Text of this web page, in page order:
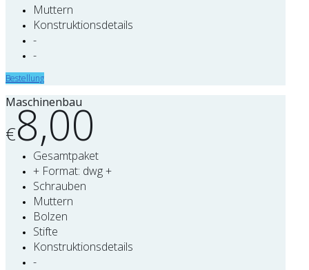
Muttern
Konstruktionsdetails
-
-
Bestellung
Maschinenbau
€8,00
Gesamtpaket
+ Format: dwg +
Schrauben
Muttern
Bolzen
Stifte
Konstruktionsdetails
-